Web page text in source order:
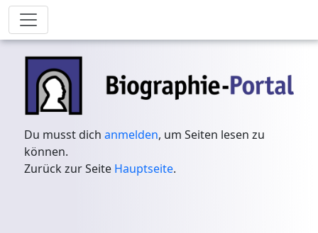
Du musst dichanmelden, um Seiten lesen zu
können.
Zurück zur Seite Hauptseite.